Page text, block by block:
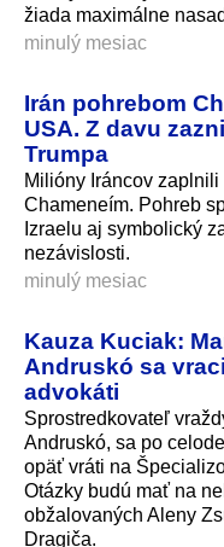
žiada maximálne
minulý mesiac
Irán pohrebom
USA. Z davu
Trumpa
Milióny Iráncov
Chameneím. Pohreb
Izraelu aj symbolický
nezávislosti.
minulý mesiac
Kauza Kuciak:
Andruskó sa
advokáti
Sprostredkovateľ
Andruskó, sa po
opäť vráti na
Otázky budú mať na
obžalovaných Aleny
Dragiča.